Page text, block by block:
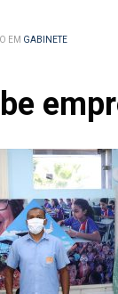
EM GABINETE